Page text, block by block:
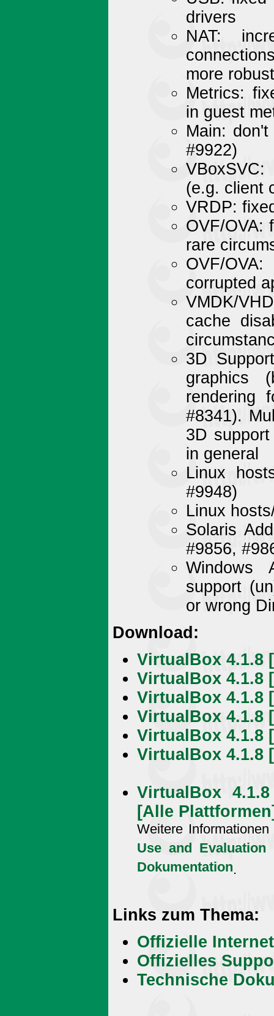
drivers
NAT:
more
Metrics:
in guest
Main:
#9922)
(e.g. client
VRDP:
OVF/OVA:
rare
OVF/
corrupted
VMDK/
cache
3D
graphics
rendering
#8341).
3D
in general
Linux
#9948)
Linux
Solaris
#9856,
Windows
support
or wrong
Download:
VirtualBox 4.1.8
VirtualBox 4.1.8
VirtualBox 4.1.8
VirtualBox 4.1.8
VirtualBox 4.1.8
VirtualBox 4.1.8
VirtualBox
[Alle
Weitere
Use and Evaluation
Dokumentation.
Links zum Thema:
Offizielle
Offizielles
Technische